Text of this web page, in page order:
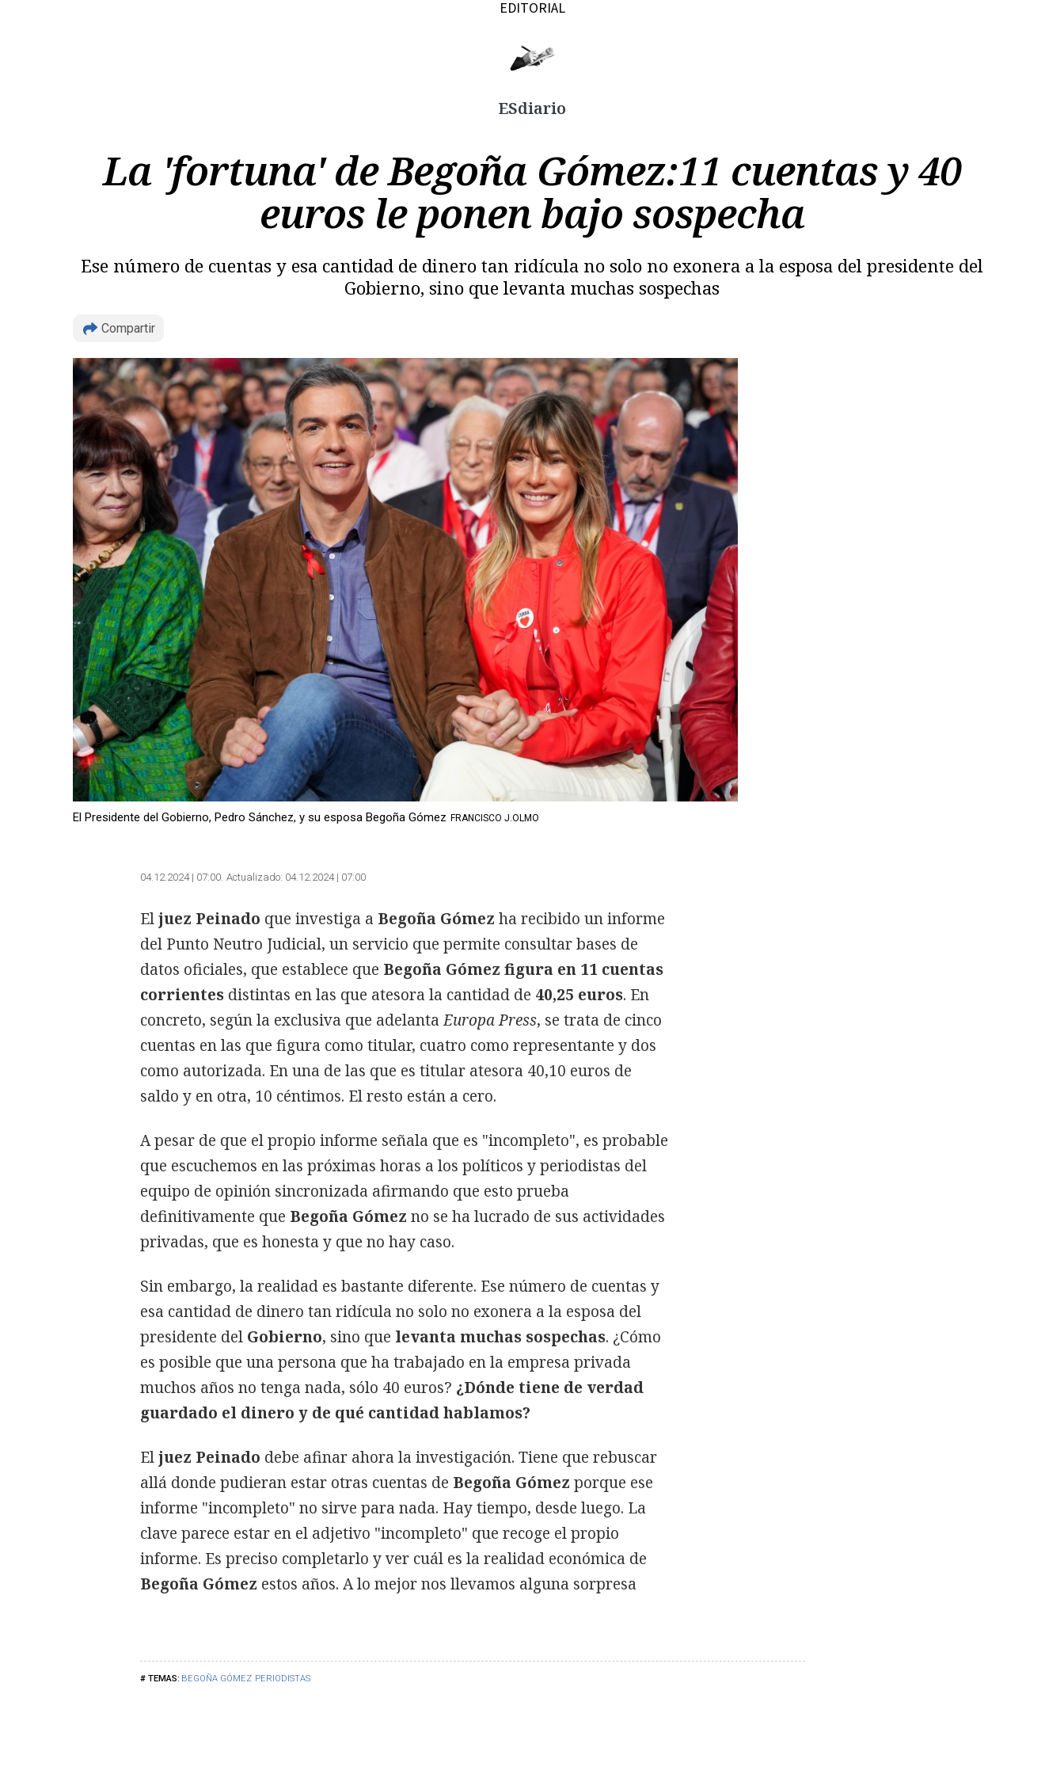
EDITORIAL
ESdiario
La 'fortuna' de Begoña Gómez:11 cuentas y 40
euros le ponen bajo sospecha
Ese número de cuentas y esa cantidad de dinero tan ridícula no solo no exonera a la esposa del presidente del
Gobierno, sino que levanta muchas sospechas
Compartir
Copiar
El Presidente del Gobierno, Pedro Sánchez, y su esposa Begoña Gómez FRANCISCO J.OLMO
04.12.2024 | 07:00 Actualizado: 04.12.2024 | 07:00
BEGOÑA GÓMEZ PERIODISTAS
Eljuez Peinado que investiga a Begoña Gómez ha recibido un informe
del Punto Neutro Judicial, un servicio que permite consultar bases de
datos oficiales, que establece que Begoña Gómez figura en 11 cuentas
corrientes distintas en las que atesora la cantidad de 40,25 euros. En
concreto, según la exclusiva que adelantaEuropa Press, se trata de cinco
cuentas en las que figura como titular, cuatro como representante y dos
como autorizada. En una de las que es titular atesora 40,10 euros de
saldo y en otra, 10 céntimos. El resto están a cero.
A pesar de que el propio informe señala que es "incompleto", es probable
que escuchemos en las próximas horas a los políticos y periodistas del
equipo de opinión sincronizada afirmando que esto prueba
definitivamente que Begoña Gómez no se ha lucrado de sus actividades
privadas, que es honesta y que no hay caso.
Sin embargo, la realidad es bastante diferente. Ese número de cuentas y
esa cantidad de dinero tan ridícula no solo no exonera a la esposa del
presidente del Gobierno, sino que levanta muchas sospechas. ¿Cómo
es posible que una persona que ha trabajado en la empresa privada
muchos años no tenga nada, sólo 40 euros? ¿Dónde tiene de verdad
guardado el dinero y de qué cantidad hablamos?
Eljuez Peinado debe afinar ahora la investigación. Tiene que rebuscar
allá donde pudieran estar otras cuentas de Begoña Gómez porque ese
informe "incompleto" no sirve para nada. Hay tiempo, desde luego. La
clave parece estar en el adjetivo "incompleto" que recoge el propio
informe. Es preciso completarlo y ver cuál es la realidad económica de
Begoña Gómez estos años. A lo mejor nos llevamos alguna sorpresa